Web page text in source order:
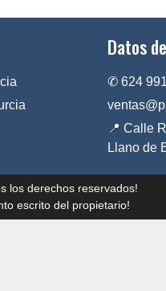
Datos
✆ 624
📍 Calle
Llano de
los derechos reservados!
escrito del propietario!